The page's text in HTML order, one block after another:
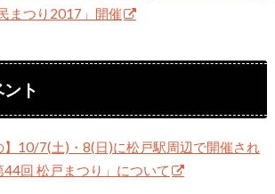
まつり2017」開催
ト
】10/7(土)・8(日)に松戸駅周辺で開催され
回 松戸まつり」について